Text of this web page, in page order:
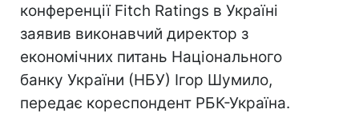
конференції Fitch Ratings в Україні
заявив виконавчий директор з
економічних питань Національного
банку України (НБУ) Ігор Шумило,
передає кореспондент РБК-Україна.